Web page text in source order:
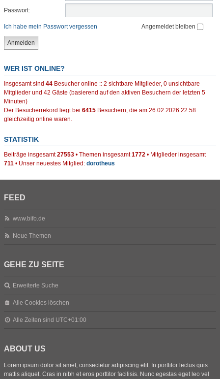
Passwort:
Ich habe mein Passwort vergessen Angemeldet bleiben
WER IST ONLINE?
Insgesamt sind 44 Besucher online :: 2 sichtbare Mitglieder, 0 unsichtbare
Mitglieder und 42 Gäste (basierend auf den aktiven Besuchern der letzten 5
Minuten)
Der Besucherrekord liegt bei 6415 Besuchern, die am 26.02.2026 22:58
gleichzeitig online waren.
STATISTIK
Beiträge insgesamt27553 • Themen insgesamt1772 • Mitglieder insgesamt
711 • Unser neuestes Mitglied: dorotheus
FEED
www.bifo.de
Neue Themen
GEHE ZU SEITE
Erweiterte Suche
Alle Cookies löschen
Alle Zeiten sind UTC+01:00
ABOUT US
Lorem ipsum dolor sit amet, consectetur adipiscing elit. In porttitor lectus quis
mattis aliquet. Cras in nibh et eros porttitor facilisis. Nunc egestas eget leo vel